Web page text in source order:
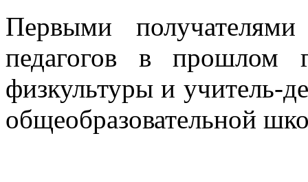
Первыми
педагогов в прошлом
физкультуры и учитель-
общеобразовательной